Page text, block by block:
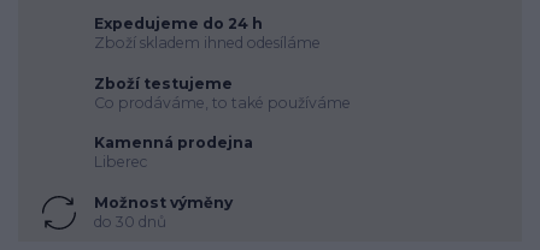
Expedujeme do 24 h
Zboží skladem ihned odesíláme
Zboží testujeme
Co prodáváme, to také používáme
Kamenná prodejna
Liberec
Možnost výměny
do 30 dnů